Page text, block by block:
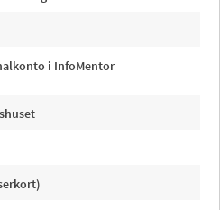
i InfoMentor